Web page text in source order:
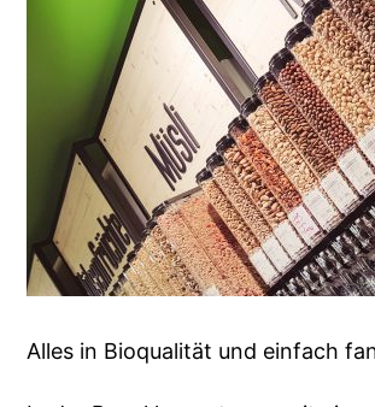
Alles in Bioqualität und einfach